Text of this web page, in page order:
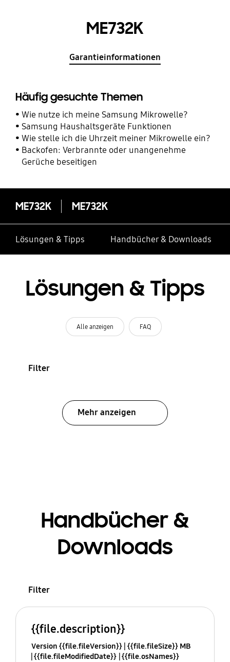
ME732K
Garantieinformationen
Häufig gesuchte Themen
Wie nutze ich meine Samsung Mikrowelle?
Samsung Haushaltsgeräte Funktionen
Wie stelle ich die Uhrzeit meiner Mikrowelle ein?
Backofen: Verbrannte oder unangenehme
Gerüche beseitigen
ME732K ME732K
Lösungen & Tipps Handbücher & Downloads
Lösungen & Tipps
Alle anzeigen FAQ
Filter
Mehr anzeigen
Handbücher &
Downloads
Filter
{{file.description}}
Version {{file.fileVersion}} {{file.fileSize}} MB
{{file.fileModifiedDate}} {{file.osNames}}